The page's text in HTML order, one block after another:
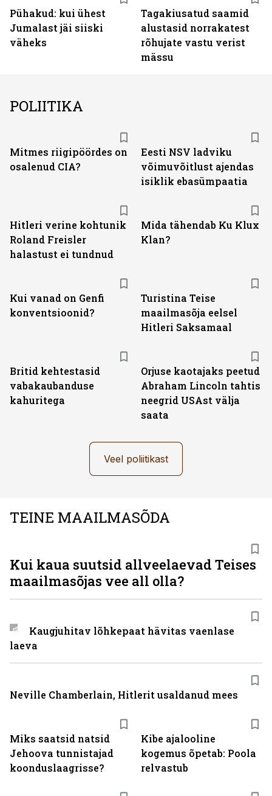
Pühakud: kui ühest
Jumalast jäi siiski
väheks
Tagakiusatud saamid
alustasid norrakatest
rõhujate vastu verist
mässu
POLIITIKA
Mitmes riigipöördes on
osalenud CIA?
Eesti NSV ladviku
võimuvõitlust ajendas
isiklik ebasümpaatia
Hitleri verine kohtunik
Roland Freisler
halastust ei tundnud
Mida tähendab Ku Klux
Klan?
Kui vanad on Genfi
konventsioonid?
Turistina Teise
maailmasõja eelsel
Hitleri Saksamaal
Britid kehtestasid
vabakaubanduse
kahuritega
Orjuse kaotajaks peetud
Abraham Lincoln tahtis
neegrid USAst välja
saata
Veel poliitikast
TEINE MAAILMASÕDA
Miks saatsid natsid
Jehoova tunnistajad
koonduslaagrisse?
Kibe ajalooline
kogemus õpetab: Poola
relvastub
Kui kaua suutsid allveelaevad Teises
maailmasõjas vee all olla?
Kaugjuhitav lõhkepaat hävitas vaenlase
laeva
Neville Chamberlain, Hitlerit usaldanud mees